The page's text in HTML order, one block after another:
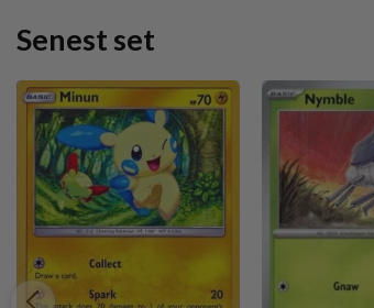
Senest set